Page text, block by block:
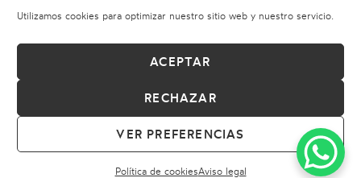
Utilizamos cookies para optimizar nuestro sitio web y nuestro servicio.
ACEPTAR
RECHAZAR
VER PREFERENCIAS
Política de cookiesAviso legal
© 2026 HINVES PIANOS
CONDICIONES DE COMPRACÓDIGO ÉTICO
DERECHO DE DESISTIMIENTO